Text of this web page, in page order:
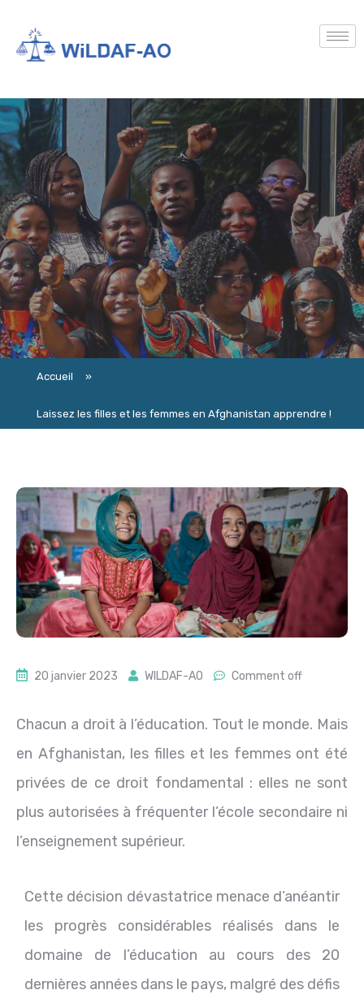
Accueil »
Laissez les filles et les femmes en Afghanistan apprendre !
20 janvier 2023 WILDAF-AO Comment off
Chacun a droit à l’éducation. Tout le monde. Mais
en Afghanistan, les filles et les femmes ont été
privées de ce droit fondamental : elles ne sont
plus autorisées à fréquenter l’école secondaire ni
l’enseignement supérieur.
Cette décision dévastatrice menace d’anéantir
les progrès considérables réalisés dans le
domaine de l’éducation au cours des 20
dernières années dans le pays, malgré des défis